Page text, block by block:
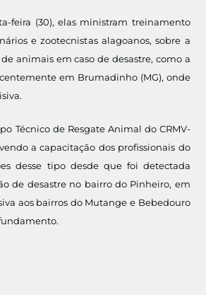
feira (30), elas ministram treinamento
e zootecnistas alagoanos, sobre a
animais em caso de desastre, como a
em Brumadinho (MG), onde
Técnico de Resgate Animal do CRMV-
a capacitação dos profissionais do
desse tipo desde que foi detectada
de desastre no bairro do Pinheiro, em
aos bairros do Mutange e Bebedouro